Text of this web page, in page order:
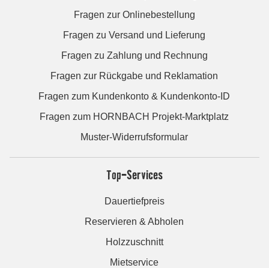
Fragen zur Onlinebestellung
Fragen zu Versand und Lieferung
Fragen zu Zahlung und Rechnung
Fragen zur Rückgabe und Reklamation
Fragen zum Kundenkonto & Kundenkonto-ID
Fragen zum HORNBACH Projekt-Marktplatz
Muster-Widerrufsformular
Top-Services
Dauertiefpreis
Reservieren & Abholen
Holzzuschnitt
Mietservice